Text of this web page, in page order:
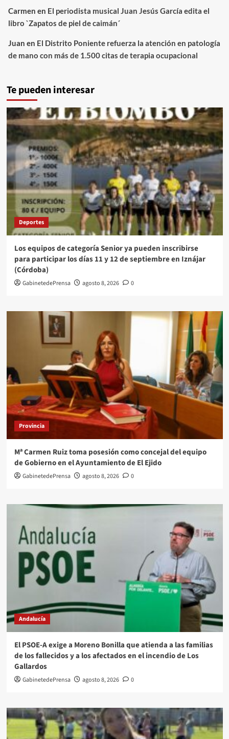
Carmen en El periodista musical Juan Jesús García edita el
libro `Zapatos de piel de caimán´
Juan en El Distrito Poniente refuerza la atención en patología
de mano con más de 1.500 citas de terapia ocupacional
Te pueden interesar
Deportes
Los equipos de categoría Senior ya pueden inscribirse
para participar los días 11 y 12 de septiembre en Iznájar
(Córdoba)
GabinetedePrensa agosto 8, 2026 0
Provincia
Mª Carmen Ruiz toma posesión como concejal del equipo
de Gobierno en el Ayuntamiento de El Ejido
GabinetedePrensa agosto 8, 2026 0
Andalucía
El PSOE-A exige a Moreno Bonilla que atienda a las familias
de los fallecidos y a los afectados en el incendio de Los
Gallardos
GabinetedePrensa agosto 8, 2026 0